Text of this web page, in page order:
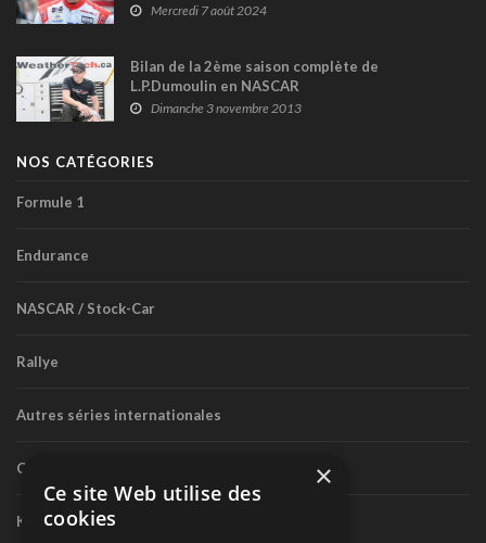
Mercredi 7 août 2024
Bilan de la 2ème saison complète de
L.P.Dumoulin en NASCAR
Dimanche 3 novembre 2013
NOS CATÉGORIES
Formule 1
Endurance
NASCAR / Stock-Car
Rallye
Autres séries internationales
Circuit routier canadien
Karting
×
Ce site Web utilise des
cookies